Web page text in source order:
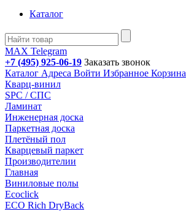
Каталог
MAX Telegram
+7 (495) 925-06-19 Заказать звонок
Каталог Адреса Войти Избранное Корзина
Кварц-винил
SPC / СПС
Ламинат
Инженерная доска
Паркетная доска
Плетёный пол
Кварцевый паркет
Производителии
Главная
Виниловые полы
Ecoclick
ECO Rich DryBack